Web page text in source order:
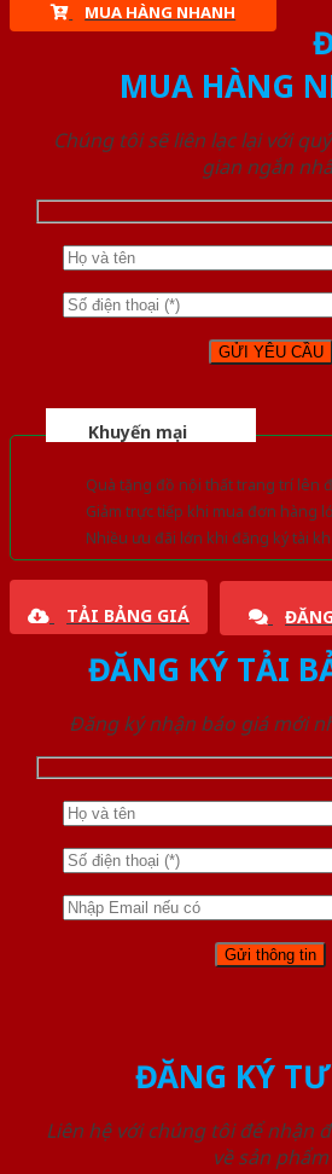
MUA HÀNG NHANH
MUA HÀNG
Chúng tôi sẽ liên lạc lại với
gian ngắn
Khuyến mại
Quà tặng đồ nội thất trang trí lên
Giảm trực tiếp khi mua đơn hàng
Nhiều ưu đãi lớn khi đăng ký tài
TẢI BẢNG GIÁ
ĐĂNG KÝ TẢI
Đăng ký nhận báo giá mới
ĐĂNG KÝ
Liên hệ với chúng tôi để nhận
về sản phẩm